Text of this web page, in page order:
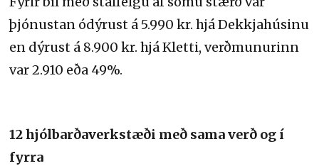
þjónustan ódýrust á 5.990 kr. hjá Dekkjahúsinu
en dýrust á 8.900 kr. hjá Kletti, verðmunurinn
var 2.910 eða 49%.
12 hjólbarðaverkstæði með sama verð og í
fyrra